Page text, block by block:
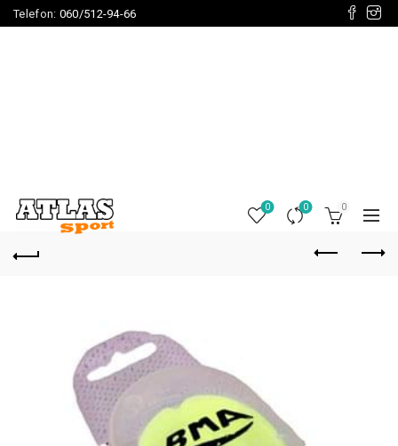
Telefon: 060/512-94-66
0 0 0